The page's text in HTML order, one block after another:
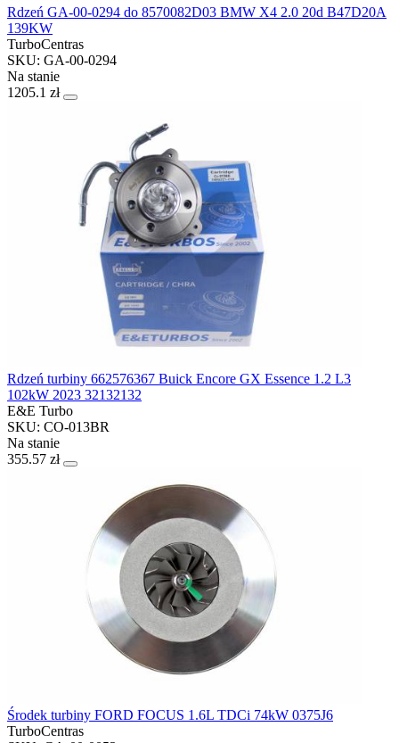
Rdzeń GA-00-0294 do 8570082D03 BMW X4 2.0 20d B47D20A
139KW
TurboCentras
SKU: GA-00-0294
Na stanie
1205.1 zł
Rdzeń turbiny 662576367 Buick Encore GX Essence 1.2 L3
102kW 2023 32132132
E&E Turbo
SKU: CO-013BR
Na stanie
355.57 zł
Środek turbiny FORD FOCUS 1.6L TDCi 74kW 0375J6
TurboCentras